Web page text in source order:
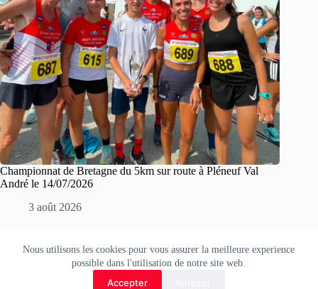
Nous utilisons les cookies pour vous assurer la meilleure experience
possible dans l'utilisation de notre site web.
Accepter
Championnat de Bretagne du 5km sur route à Pléneuf Val
André le 14/07/2026
3 août 2026
Copyright © 2026 Stade Brestois Athlétisme.